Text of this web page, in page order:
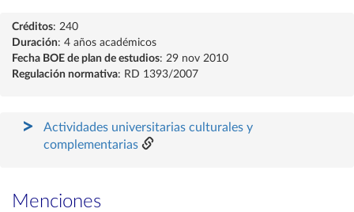
Créditos: 240
Duración: 4 años académicos
Fecha BOE de plan de estudios: 29 nov 2010
Regulación normativa: RD 1393/2007
Actividades universitarias culturales y
complementarias
Menciones